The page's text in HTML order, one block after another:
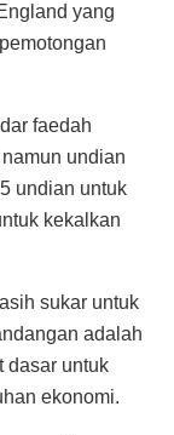
yang
faedah
undian
undian untuk
kekalkan
sukar untuk
adalah
dasar untuk
ekonomi.